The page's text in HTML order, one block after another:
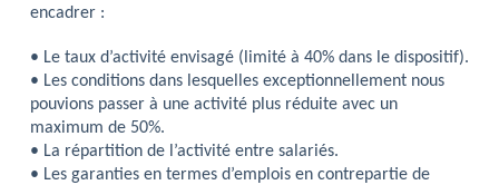
encadrer :
• Le taux d’activité envisagé (limité à 40% dans le dispositif).
• Les conditions dans lesquelles exceptionnellement nous
pouvions passer à une activité plus réduite avec un
maximum de 50%.
• La répartition de l’activité entre salariés.
• Les garanties en termes d’emplois en contrepartie de